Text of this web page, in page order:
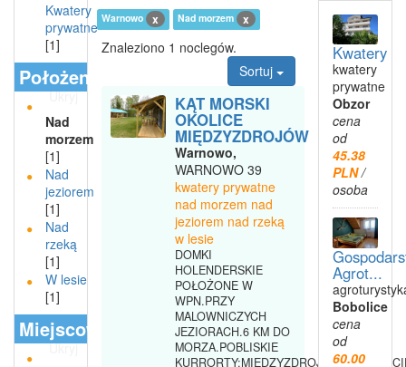
Kwatery
prywatne
[1]
Położenie
Ukryj
Nad
morzem
[1]
Nad
jeziorem
[1]
Nad
rzeką
[1]
W lesie
[1]
Miejscowości
Ukryj
Warnowo x Nad morzem x
Znaleziono 1 noclegów.
Sortuj
KĄT MORSKI
OKOLICE
MIĘDZYZDROJÓW
Warnowo,
WARNOWO 39
kwatery prywatne
nad morzem nad
jeziorem nad rzeką
w lesie
DOMKI
HOLENDERSKIE
POŁOŻONE W
WPN.PRZY
MALOWNICZYCH
JEZIORACH.6 KM DO
MORZA.POBLISKIE
Kwatery
kwatery
prywatne
Obzor
cena
od
45.38
PLN/
osoba
Agrot...
Bobolice
cena
od
60.00